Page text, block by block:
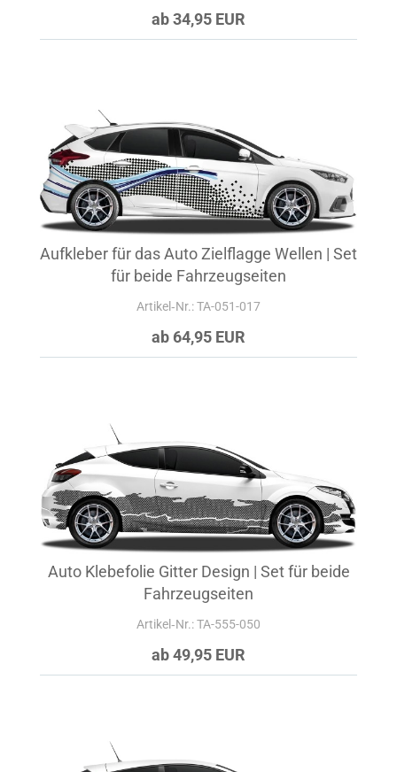
ab 34,95 EUR
Aufkleber für das Auto Zielflagge Wellen | Set
für beide Fahrzeugseiten
Artikel‑Nr.: TA-051-017
ab 64,95 EUR
Auto Klebefolie Gitter Design | Set für beide
Fahrzeugseiten
Artikel‑Nr.: TA-555-050
ab 49,95 EUR